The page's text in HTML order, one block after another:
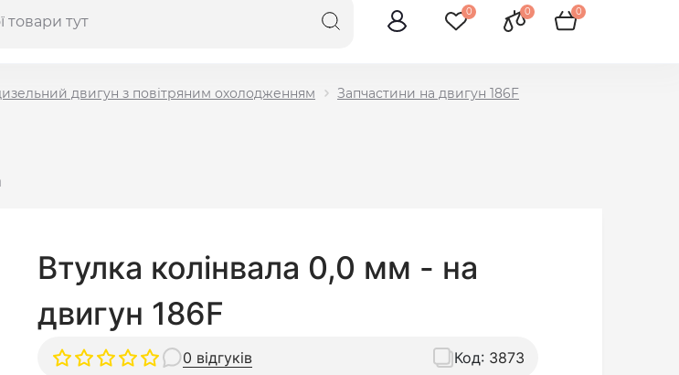
0 0 0
двигун з повітряним охолодженням
Запчастини на двигун 186F
Втулка колінвала 0,0 мм - на
двигун 186F
0 відгуків Код: 3873